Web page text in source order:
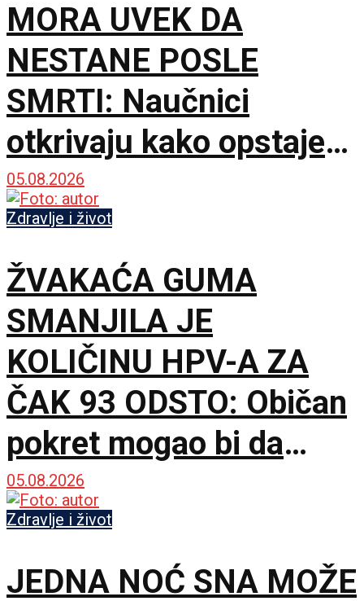
MORA UVEK DA
NESTANE POSLE
SMRTI: Naučnici
otkrivaju kako opstaje
hiljadama godina
05.08.2026
Zdravlje i život
ŽVAKAĆA GUMA
SMANJILA JE
KOLIČINU HPV-A ZA
ČAK 93 ODSTO: Običan
pokret mogao bi da
dobije sasvim novu
ulogu
05.08.2026
Zdravlje i život
JEDNA NOĆ SNA MOŽE